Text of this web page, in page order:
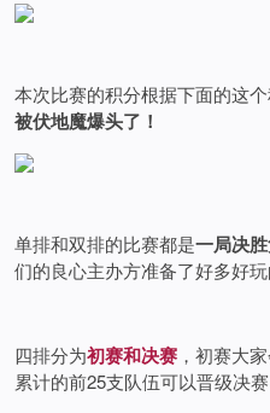
本次比赛的积分根据下面的这个
被伏地魔爆头了！
单排和双排的比赛都是一局决
们的良心主办方准备了好多好玩
四排分为初赛和决赛 ，初赛大
累计的前25支队伍可以晋级决赛